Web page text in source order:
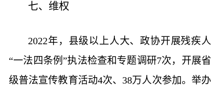
七、维权
2022年，县级以上人大、政协开展残疾人
“一法四条例”执法检查和专题调研7次，开展省
级普法宣传教育活动4次、38万人次参加。举办